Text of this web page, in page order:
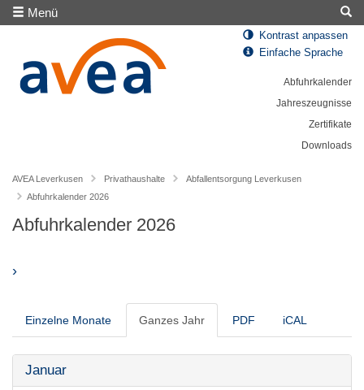
Menü
Kontrast anpassen
Einfache Sprache
Abfuhrkalender
Jahreszeugnisse
Zertifikate
Downloads
AVEA Leverkusen Privathaushalte
Abfallentsorgung Leverkusen
Abfuhrkalender 2026
Abfuhrkalender 2026
›
Einzelne Monate Ganzes Jahr PDF iCAL
Januar